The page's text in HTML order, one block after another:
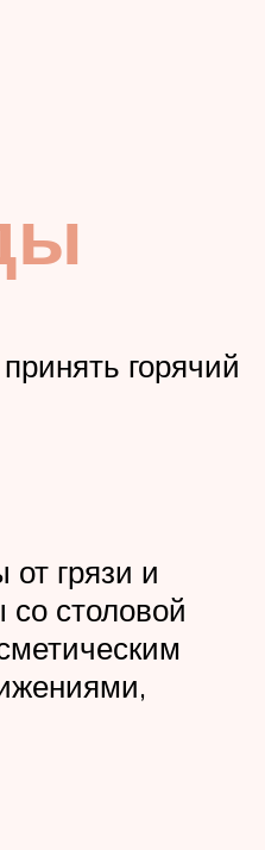
горячий
грязи и
столовой